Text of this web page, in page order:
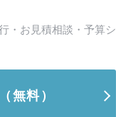
・お見積相談・予算シ
（無料）